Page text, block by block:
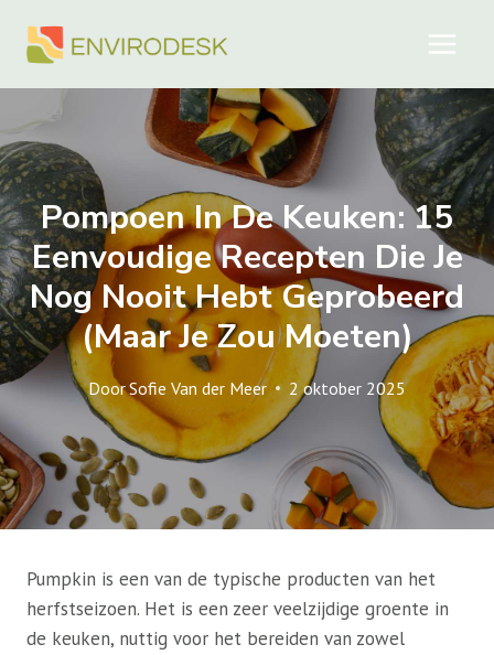
naar
Pompoen In De Keuken: 15
Eenvoudige Recepten Die Je
Nog Nooit Hebt Geprobeerd
(maar Je Zou Moeten)
DoorSofie Van der Meer 2 oktober 2025
Pumpkin is een van de typische producten van het
herfstseizoen. Het is een zeer veelzijdige groente in
de keuken, nuttig voor het bereiden van zowel